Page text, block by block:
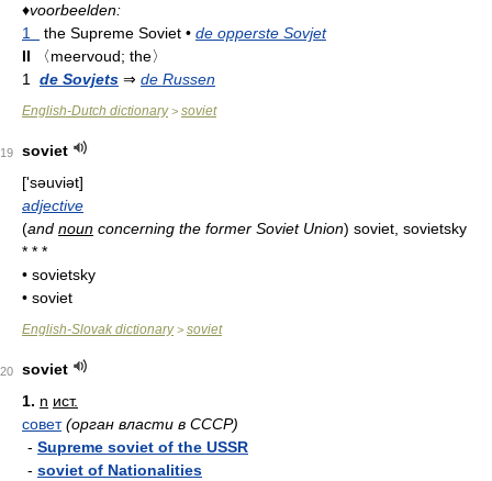
♦voorbeelden:
1
the Supreme Soviet • de opperste Sovjet
II
〈meervoud; the〉
1
de Sovjets ⇒ de Russen
English-Dutch dictionary> soviet
19
soviet
['səuviət]
adjective
(and noun concerning the former Soviet Union) soviet, sovietsky
* * *
• sovietsky
• soviet
English-Slovak dictionary> soviet
20
soviet
1. n ист.
совет (орган власти в СССР)
- Supreme soviet of the USSR
- soviet of Nationalities